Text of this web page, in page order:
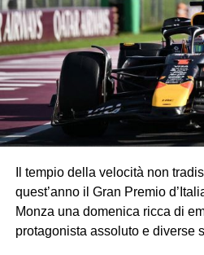
Il tempio della velocità non
quest’anno il Gran Premio
Monza una domenica ricca di
protagonista assoluto e diverse